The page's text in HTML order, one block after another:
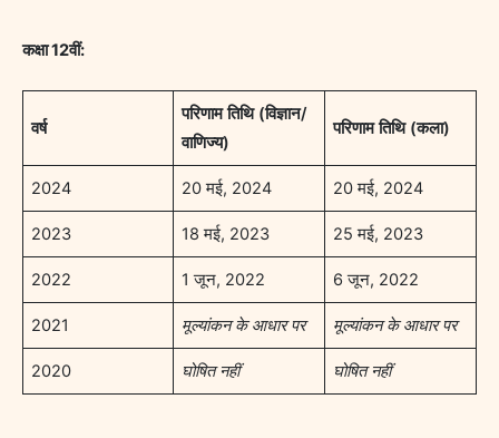
कक्षा 12वीं:
वर्ष
परिणाम तिथि (विज्ञान/
वाणिज्य)
परिणाम तिथि (कला)
2024 20 मई, 2024 20 मई, 2024
2023 18 मई, 2023 25 मई, 2023
2022 1 जून, 2022 6 जून, 2022
2021 मूल्यांकन के आधार पर मूल्यांकन के आधार पर
2020 घोषित नहीं घोषित नहीं